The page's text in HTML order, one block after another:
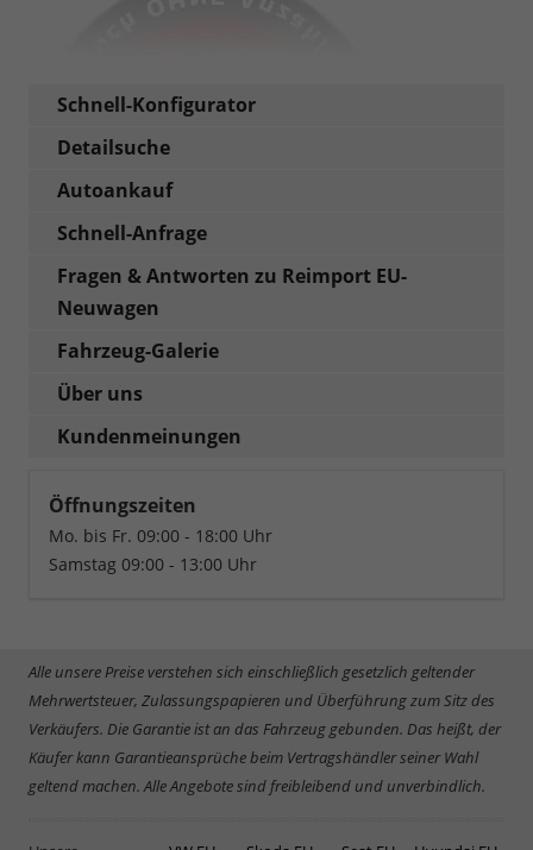
Schnell-Konfigurator
Detailsuche
Autoankauf
Schnell-Anfrage
Fragen & Antworten zu Reimport EU-
Neuwagen
Fahrzeug-Galerie
Über uns
Kundenmeinungen
Öffnungszeiten
Mo. bis Fr. 09:00 - 18:00 Uhr
Samstag 09:00 - 13:00 Uhr
Alle unsere Preise verstehen sich einschließlich gesetzlich geltender
Mehrwertsteuer, Zulassungspapieren und Überführung zum Sitz des
Verkäufers. Die Garantie ist an das Fahrzeug gebunden. Das heißt, der
Käufer kann Garantieansprüche beim Vertragshändler seiner Wahl
geltend machen. Alle Angebote sind freibleibend und unverbindlich.